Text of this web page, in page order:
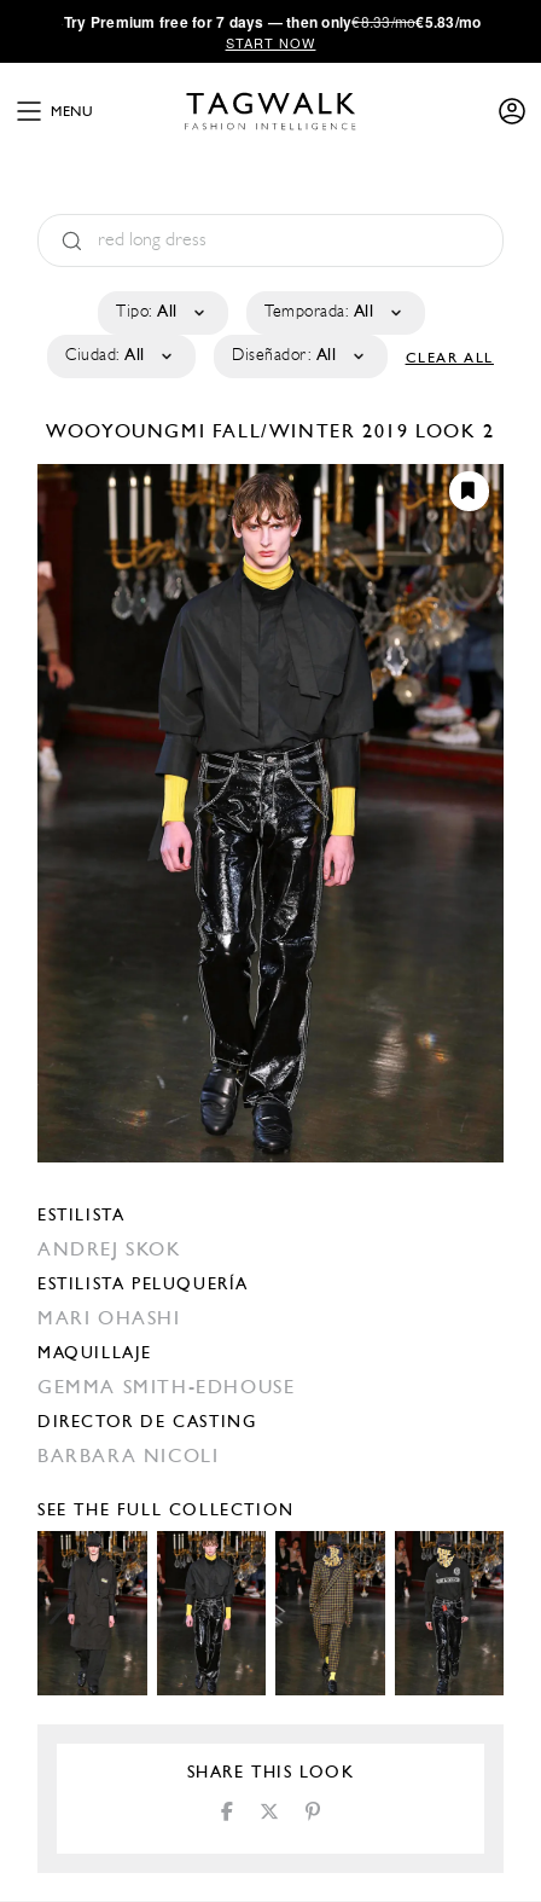
·Try Premium free for 7 days — then only€8.33/mo€5.83/mo
START NOW
MENU
Tipo: All Temporada: All
Ciudad: All Diseñador: All CLEAR ALL
WOOYOUNGMI FALL/WINTER 2019 LOOK 2
ESTILISTA
ANDREJ SKOK
ESTILISTA PELUQUERÍA
MARI OHASHI
MAQUILLAJE
GEMMA SMITH-EDHOUSE
DIRECTOR DE CASTING
BARBARA NICOLI
SEE THE FULL COLLECTION
SHARE THIS LOOK